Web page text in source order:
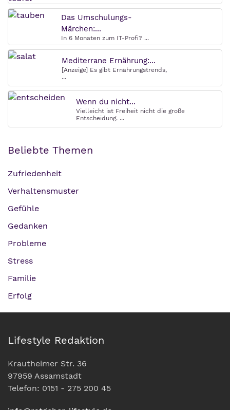
Das Umschulungs-
Märchen:...
In 6 Monaten zum IT-Profi? ...
Mediterrane Ernährung:...
[Anzeige] Es gibt Ernährungstrends,
...
Wenn du nicht...
Vielleicht ist Freiheit nicht die große
Entscheidung. ...
Beliebte Themen
Zufriedenheit
Verhaltensmuster
Gefühle
Gedanken
Probleme
Stress
Familie
Erfolg
Lifestyle Redaktion
Krautheimer Str. 36
97959 Assamstadt
Telefon: 0151 - 275 200 45